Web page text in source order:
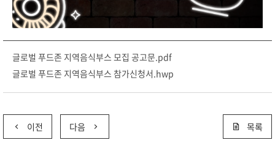
글로벌 푸드존 지역음식부스 모집 공고문.pdf
글로벌 푸드존 지역음식부스 참가신청서.hwp
이전 다음 목록